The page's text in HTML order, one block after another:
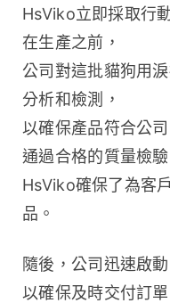
HsViko立即採取行
在生產之前，
公司對這批貓狗用
分析和檢測，
以確保產品符合公
通過合格的質量檢驗
HsViko確保了為客
品。
隨後，公司迅速啟
以確保及時交付訂單